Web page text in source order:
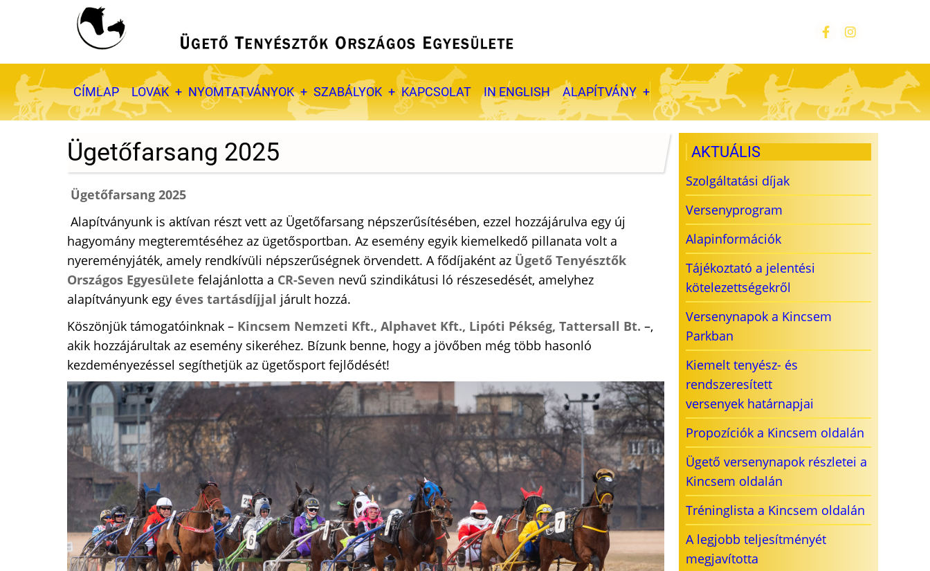
Fő
navigáció
CÍMLAP LOVAK NYOMTATVÁNYOK SZABÁLYOK KAPCSOLAT IN ENGLISH ALAPÍTVÁNY
Ügetőfarsang 2025
Ügetőfarsang 2025
Alapítványunk is aktívan részt vett az Ügetőfarsang népszerűsítésében, ezzel hozzájárulva egy új
hagyomány megteremtéséhez az ügetősportban. Az esemény egyik kiemelkedő pillanata volt a
nyereményjáték, amely rendkívüli népszerűségnek örvendett. A fődíjaként az Ügető Tenyésztők
Országos Egyesülete felajánlotta a CR-Seven nevű szindikátusi ló részesedését, amelyhez
alapítványunk egy éves tartásdíjjal járult hozzá.
Köszönjük támogatóinknak – Kincsem Nemzeti Kft., Alphavet Kft., Lipóti Pékség, Tattersall Bt. –,
akik hozzájárultak az esemény sikeréhez. Bízunk benne, hogy a jövőben még több hasonló
kezdeményezéssel segíthetjük az ügetősport fejlődését!
AKTUÁLIS
Szolgáltatási díjak
Versenyprogram
Alapinformációk
Tájékoztató a jelentési
kötelezettségekről
Versenynapok a Kincsem
Parkban
Kiemelt tenyész- és
rendszeresített
versenyek határnapjai
Propozíciók a Kincsem oldalán
Ügető versenynapok részletei a
Kincsem oldalán
Tréninglista a Kincsem oldalán
A legjobb teljesítményét
megjavította